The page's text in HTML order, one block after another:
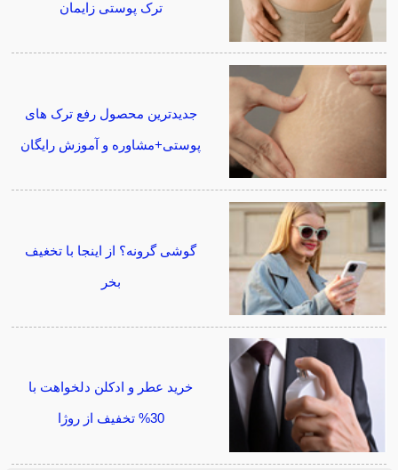
ترک پوستی زایمان
جدیدترین محصول رفع ترک های
پوستی+مشاوره و آموزش رایگان
گوشی گرونه؟ از اینجا با تخغیف
بخر
خرید عطر و ادکلن دلخواهت با
30% تخفیف از روژا